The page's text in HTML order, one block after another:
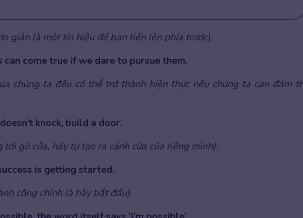
giản là một tín hiệu để bạn tiến lên phía trước).
can come true if we dare to pursue them.
chúng ta đều có thể trở thành hiện thực nếu chúng ta can đảm
knock, build a door.
tới gõ cửa, hãy tự tạo ra cánh cửa của riêng mình).
is getting started.
công chính là hãy bắt đầu).